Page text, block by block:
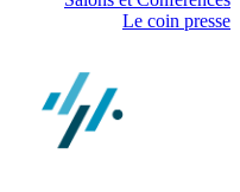
Le coin presse